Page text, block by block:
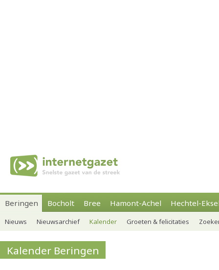
Beringen Bocholt Bree Hamont-Achel Hechtel-
Nieuws Nieuwsarchief Kalender Groeten & felicitaties
Kalender Beringen